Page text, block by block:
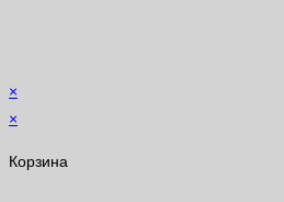
×
×
Корзина